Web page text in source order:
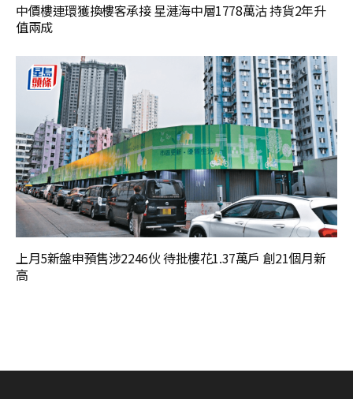
中價樓連環獲換樓客承接 星漣海中層1778萬沽 持貨2年升
值兩成
上月5新盤申預售涉2246伙 待批樓花1.37萬戶 創21個月新
高